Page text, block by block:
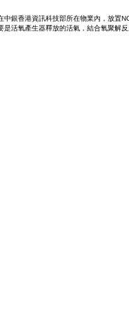
中銀香港資訊科技部所在物業內，放置
是活氧產生器釋放的活氣，結合氧聚解